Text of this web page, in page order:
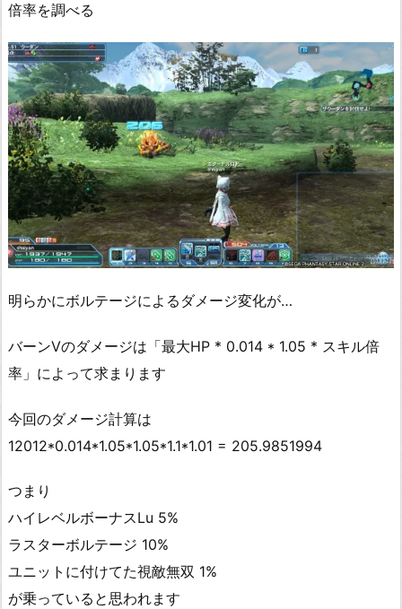
倍率を調べる
明らかにボルテージによるダメージ変化が…
バーンⅤのダメージは「最大HP * 0.014 * 1.05 * スキル倍
率」によって求まります
今回のダメージ計算は
12012*0.014*1.05*1.05*1.1*1.01 = 205.9851994
つまり
ハイレベルボーナスLu 5%
ラスターボルテージ 10%
ユニットに付けてた視敵無双 1%
が乗っていると思われます